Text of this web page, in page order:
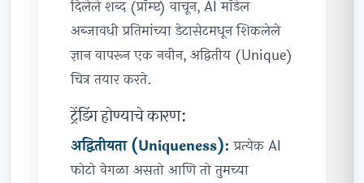
दिलेले शब्द (प्रॉम्प्ट) वाचून, AI मॉडेल
अब्जावधी प्रतिमांच्या डेटासेटमधून शिकलेले
ज्ञान वापरून एक नवीन, अद्वितीय (Unique)
चित्र तयार करते.
ट्रेंडिंग होण्याचे कारण:
अद्वितीयता (Uniqueness): प्रत्येक AI
फोटो वेगळा असतो आणि तो तुमच्या